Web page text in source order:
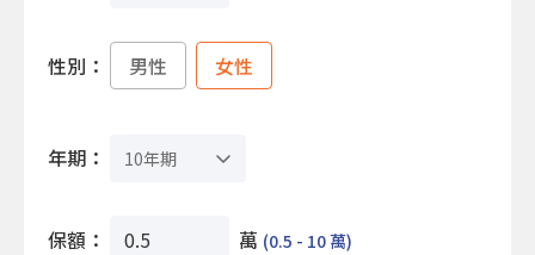
性別： 男性 女性
年期：
保額： 萬 (0.5 - 10 萬)